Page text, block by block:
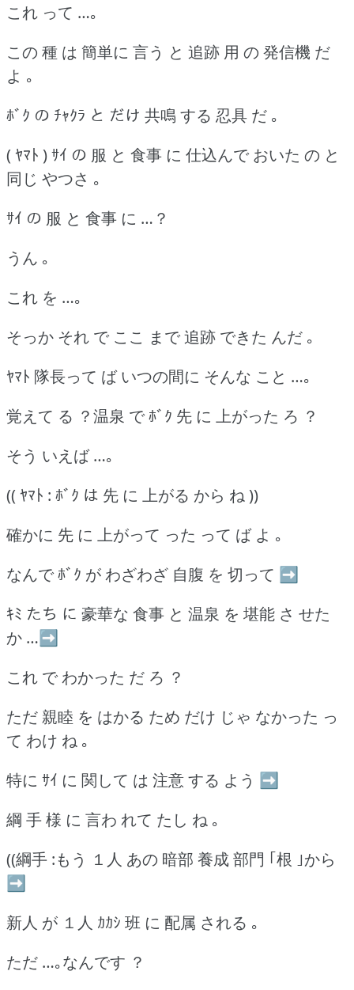
これ って …｡
この 種 は 簡単に 言う と 追跡 用 の 発信機 だ
よ ｡
ﾎﾞｸ の ﾁｬｸﾗ と だけ 共鳴 する 忍具 だ ｡
( ﾔﾏﾄ ) ｻｲ の 服 と 食事 に 仕込んで おいた の と
同じ やつさ ｡
ｻｲ の 服 と 食事 に …？
うん ｡
これ を …｡
そっか それ で ここ まで 追跡 できた んだ ｡
ﾔﾏﾄ 隊長って ば いつの間に そんな こと …｡
覚えて る ？温泉 で ﾎﾞｸ 先 に 上がった ろ ？
そう いえば …｡
(( ﾔﾏﾄ : ﾎﾞｸ は 先 に 上がる から ね ))
確かに 先 に 上がって った って ば よ ｡
なんで ﾎﾞｸ が わざわざ 自腹 を 切って ➡
ｷﾐ たち に 豪華な 食事 と 温泉 を 堪能 さ せた
か …➡
これ で わかった だ ろ ？
ただ 親睦 を はかる ため だけ じゃ なかった っ
て わけ ね ｡
特に ｻｲ に 関して は 注意 する よう ➡
綱 手 様 に 言わ れて たし ね ｡
((綱手 :もう １人 あの 暗部 養成 部門 ｢根 ｣から
➡
新人 が １人 ｶｶｼ 班 に 配属 される ｡
ただ …｡なんです ？